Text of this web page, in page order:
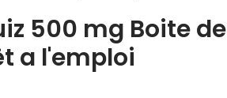
500 mg Boite de
a l'emploi